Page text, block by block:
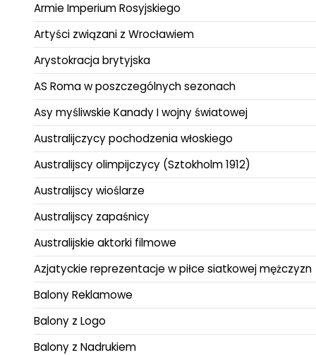
Armie Imperium Rosyjskiego
Artyści związani z Wrocławiem
Arystokracja brytyjska
AS Roma w poszczególnych sezonach
Asy myśliwskie Kanady I wojny światowej
Australijczycy pochodzenia włoskiego
Australijscy olimpijczycy (Sztokholm 1912)
Australijscy wioślarze
Australijscy zapaśnicy
Australijskie aktorki filmowe
Azjatyckie reprezentacje w piłce siatkowej mężczyzn
Balony Reklamowe
Balony z Logo
Balony z Nadrukiem